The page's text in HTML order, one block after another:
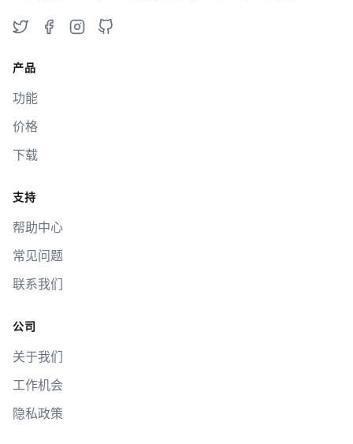
TwitterFacebookInstagram
GitHub
产品
功能
价格
下载
支持
帮助中心
常见问题
联系我们
公司
关于我们
工作机会
隐私政策